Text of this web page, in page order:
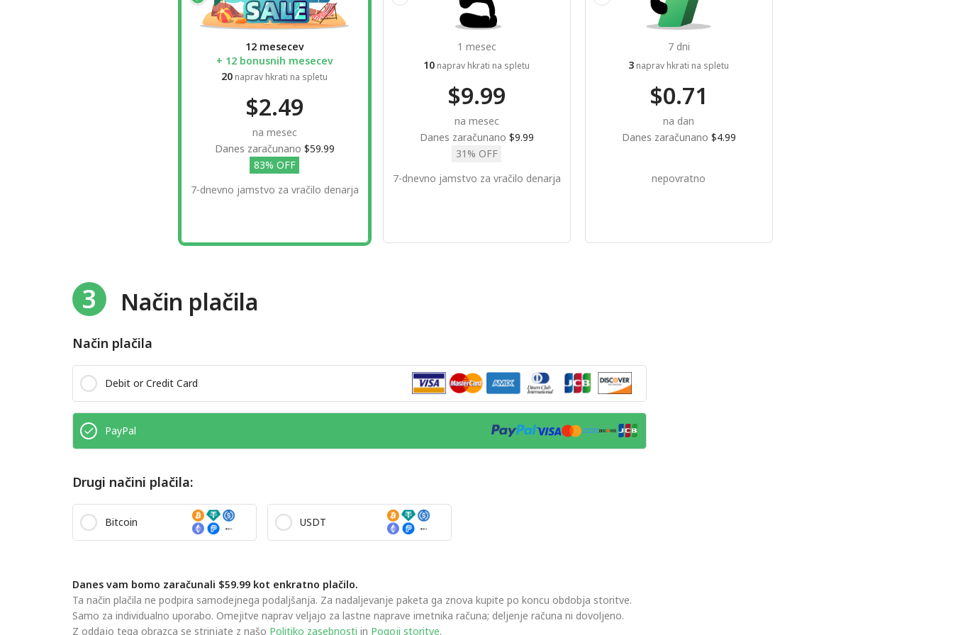
12 mesecev
+ 12 bonusnih mesecev
20 naprav hkrati na spletu
$2.49
na mesec
Danes zaračunano $59.99
83% OFF
7-dnevno jamstvo za vračilo denarja
1 mesec
10 naprav hkrati na spletu
$9.99
na mesec
Danes zaračunano $9.99
31% OFF
7-dnevno jamstvo za vračilo denarja
7 dni
3 naprav hkrati na spletu
$0.71
na dan
Danes zaračunano $4.99
nepovratno
3 Način plačila
Način plačila
Debit or Credit Card
PayPal
Drugi načini plačila:
Bitcoin USDT
Danes vam bomo zaračunali $59.99 kot enkratno plačilo.
Ta način plačila ne podpira samodejnega podaljšanja. Za nadaljevanje paketa ga znova kupite po koncu obdobja storitve.
Samo za individualno uporabo. Omejitve naprav veljajo za lastne naprave imetnika računa; deljenje računa ni dovoljeno.
Z oddajo tega obrazca se strinjate z našo Politiko zasebnosti in Pogoji storitve.